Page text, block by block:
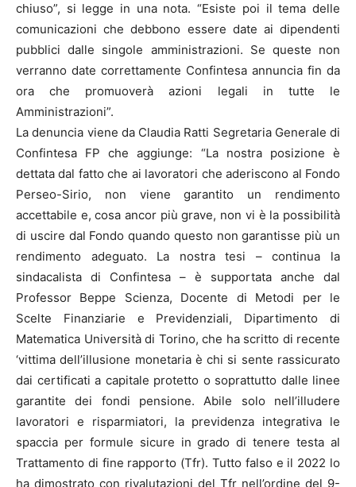
chiuso”, si legge in una nota. “Esiste poi il tema delle
comunicazioni che debbono essere date ai dipendenti
pubblici dalle singole amministrazioni. Se queste non
verranno date correttamente Confintesa annuncia fin da
ora che promuoverà azioni legali in tutte le
Amministrazioni”.
La denuncia viene da Claudia Ratti Segretaria Generale di
Confintesa FP che aggiunge: “La nostra posizione è
dettata dal fatto che ai lavoratori che aderiscono al Fondo
Perseo-Sirio, non viene garantito un rendimento
accettabile e, cosa ancor più grave, non vi è la possibilità
di uscire dal Fondo quando questo non garantisse più un
rendimento adeguato. La nostra tesi – continua la
sindacalista di Confintesa – è supportata anche dal
Professor Beppe Scienza, Docente di Metodi per le
Scelte Finanziarie e Previdenziali, Dipartimento di
Matematica Università di Torino, che ha scritto di recente
‘vittima dell’illusione monetaria è chi si sente rassicurato
dai certificati a capitale protetto o soprattutto dalle linee
garantite dei fondi pensione. Abile solo nell’illudere
lavoratori e risparmiatori, la previdenza integrativa le
spaccia per formule sicure in grado di tenere testa al
Trattamento di fine rapporto (Tfr). Tutto falso e il 2022 lo
ha dimostrato con rivalutazioni del Tfr nell’ordine del 9-